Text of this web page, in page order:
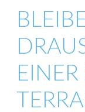
INER